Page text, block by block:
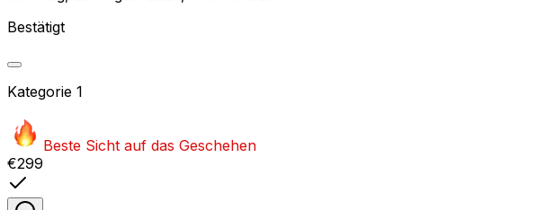
Bestätigt
Kategorie 1
Beste Sicht auf das Geschehen
€299